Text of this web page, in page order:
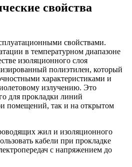
свойства
свойствами.
в температурном диапазоне
изоляционного слоя
полиэтилен, который
характеристиками и
излучению. Это
для прокладки линий
помещений, так и на открытом
жил и изоляционного
кабели при прокладке
с напряжением до